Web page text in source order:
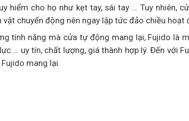
hiểm cho họ như kẹt tay, sái tay … Tuy nhiên,
vật chuyển động nên ngay lập tức đảo chiều
tính năng mà cửa tự động mang lại, Fujido là
… uy tín, chất lượng, giá thành hợp lý. Đến với
mang lại.